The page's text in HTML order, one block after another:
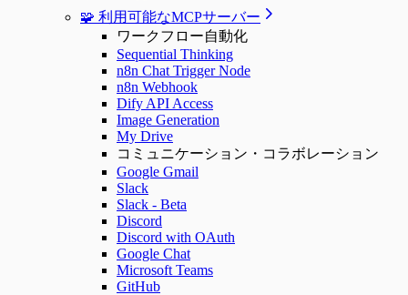
🧩 利用可能なMCPサーバー
ワークフロー自動化
Sequential Thinking
n8n Chat Trigger Node
n8n Webhook
Dify API Access
Image Generation
My Drive
コミュニケーション・コラボレーション
Google Gmail
Slack
Slack - Beta
Discord
Discord with OAuth
Google Chat
Microsoft Teams
GitHub